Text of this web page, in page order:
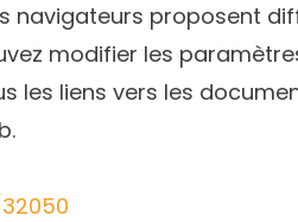
navigateurs proposent
modifier les
liens vers les